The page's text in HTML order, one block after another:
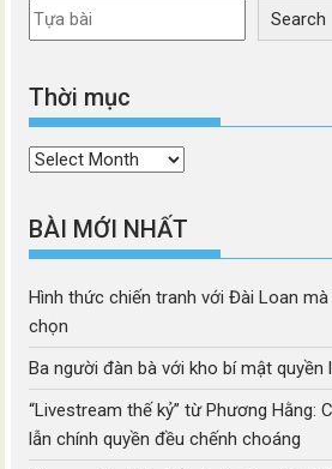
Search
Thời mục
Thời
BÀI MỚI NHẤT
Hình thức chiến tranh với Đài Loan
chọn
Ba người đàn bà với kho bí mật quyền
“Livestream thế kỷ” từ Phương Hằng:
lẫn chính quyền đều chếnh choáng